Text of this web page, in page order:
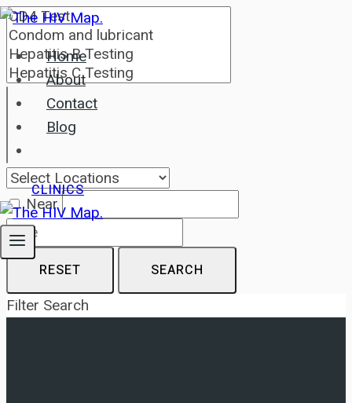
Skip
to
contentHome
About
Contact
Blog
CLINICS
Near
RESET SEARCH
Filter Search